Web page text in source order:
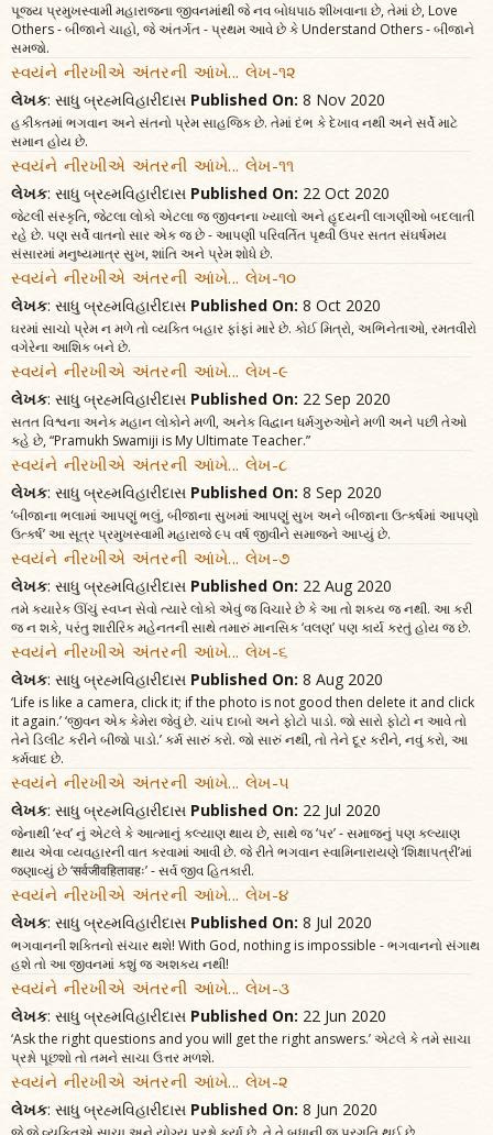
પૂજ્ય પ્રમુખસ્વામી મહારાજના જીવનમાંથી જે નવ બોધપાઠ શીખવાના છે, તેમાં છે, Love
Others - બીજાને ચાહો, જે અંતર્ગત - પ્રથમ આવે છે કે Understand Others - બીજાને
સમજો.
સ્વયંને નીરખીએ અંતરની આંખે... લેખ-૧૨
લેખક: સાધુ બ્રહ્મવિહારીદાસ Published On: 8 Nov 2020
હકીકતમાં ભગવાન અને સંતનો પ્રેમ સાહજિક છે. તેમાં દંભ કે દેખાવ નથી અને સર્વે માટે
સમાન હોય છે.
સ્વયંને નીરખીએ અંતરની આંખે... લેખ-૧૧
લેખક: સાધુ બ્રહ્મવિહારીદાસ Published On: 22 Oct 2020
જેટલી સંસ્કૃતિ, જેટલા લોકો એટલા જ જીવનના ખ્યાલો અને હૃદયની લાગણીઓ બદલાતી
રહે છે. પણ સર્વે વાતનો સાર એક જ છે - આપણી પરિવર્તિત પૃથ્વી ઉપર સતત સંઘર્ષમય
સંસારમાં મનુષ્યમાત્ર સુખ, શાંતિ અને પ્રેમ શોધે છે.
સ્વયંને નીરખીએ અંતરની આંખે... લેખ-૧૦
લેખક: સાધુ બ્રહ્મવિહારીદાસ Published On: 8 Oct 2020
ઘરમાં સાચો પ્રેમ ન મળે તો વ્યક્તિ બહાર ફાંફાં મારે છે. કોઈ મિત્રો, અભિનેતાઓ, રમતવીરો
વગેરેના આશિક બને છે.
સ્વયંને નીરખીએ અંતરની આંખે... લેખ-૯
લેખક: સાધુ બ્રહ્મવિહારીદાસ Published On: 22 Sep 2020
સતત વિશ્વના અનેક મહાન લોકોને મળી, અનેક વિદ્વાન ધર્મગુરુઓને મળી અને પછી તેઓ
કહે છે, “Pramukh Swamiji is My Ultimate Teacher.”
સ્વયંને નીરખીએ અંતરની આંખે... લેખ-૮
લેખક: સાધુ બ્રહ્મવિહારીદાસ Published On: 8 Sep 2020
‘બીજાના ભલામાં આપણું ભલું, બીજાના સુખમાં આપણું સુખ અને બીજાના ઉત્કર્ષમાં આપણો
ઉત્કર્ષ’ આ સૂત્ર પ્રમુખસ્વામી મહારાજે ૯૫ વર્ષ જીવીને સમાજને આપ્યું છે.
સ્વયંને નીરખીએ અંતરની આંખે... લેખ-૭
લેખક: સાધુ બ્રહ્મવિહારીદાસ Published On: 22 Aug 2020
તમે ક્યારેક ઊંચું સ્વપ્ન સેવો ત્યારે લોકો એવું જ વિચારે છે કે આ તો શક્ય જ નથી. આ કરી
જ ન શકે, પરંતુ શારીરિક મહેનતની સાથે તમારું માનસિક ‘વલણ’ પણ કાર્ય કરતું હોય જ છે.
સ્વયંને નીરખીએ અંતરની આંખે... લેખ-૬
લેખક: સાધુ બ્રહ્મવિહારીદાસ Published On: 8 Aug 2020
‘Life is like a camera, click it; if the photo is not good then delete it and click
it again.’ ‘જીવન એક કેમેરા જેવું છે. ચાંપ દાબો અને ફોટો પાડો. જો સારો ફોટો ન આવે તો
તેને ડિલીટ કરીને બીજો પાડો.’ કર્મ સારું કરો. જો સારું નથી, તો તેને દૂર કરીને, નવું કરો, આ
કર્મવાદ છે.
સ્વયંને નીરખીએ અંતરની આંખે... લેખ-૫
લેખક: સાધુ બ્રહ્મવિહારીદાસ Published On: 22 Jul 2020
જેનાથી ‘સ્વ’ નું એટલે કે આત્માનું કલ્યાણ થાય છે, સાથે જ ‘પર’ - સમાજનું પણ કલ્યાણ
થાય એવા વ્યવહારની વાત કરવામાં આવી છે. જે રીતે ભગવાન સ્વામિનારાયણે ‘શિક્ષાપત્રી’માં
જણાવ્યું છે ‘सर्वजीवहितावहः’ - સર્વ જીવ હિતકારી.
સ્વયંને નીરખીએ અંતરની આંખે... લેખ-૪
લેખક: સાધુ બ્રહ્મવિહારીદાસ Published On: 8 Jul 2020
ભગવાનની શક્તિનો સંચાર થશે! With God, nothing is impossible - ભગવાનનો સંગાથ
હશે તો આ જીવનમાં કશું જ અશક્ય નથી!
સ્વયંને નીરખીએ અંતરની આંખે... લેખ-૩
લેખક: સાધુ બ્રહ્મવિહારીદાસ Published On: 22 Jun 2020
‘Ask the right questions and you will get the right answers.’ એટલે કે તમે સાચા
પ્રશ્નો પૂછશો તો તમને સાચા ઉત્તર મળશે.
સ્વયંને નીરખીએ અંતરની આંખે... લેખ-૨
લેખક: સાધુ બ્રહ્મવિહારીદાસ Published On: 8 Jun 2020